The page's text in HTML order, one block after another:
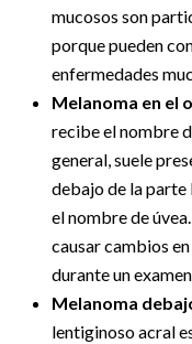
mucosos son
porque pueden
enfermedades
Melanoma en el
recibe el nombre
general, suele
debajo de la parte
el nombre de
causar cambios
durante un
Melanoma
lentiginoso acral